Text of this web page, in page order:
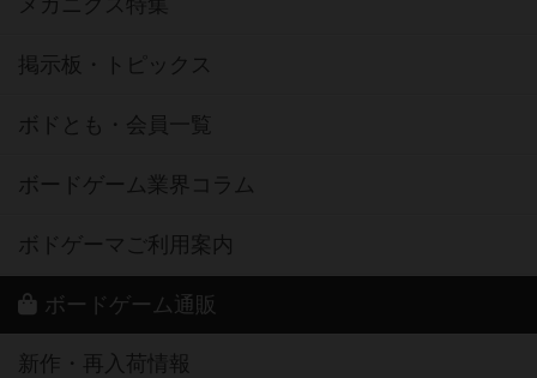
メカニクス特集
掲示板・トピックス
ボドとも・会員一覧
ボードゲーム業界コラム
ボドゲーマご利用案内
ボードゲーム通販
新作・再入荷情報